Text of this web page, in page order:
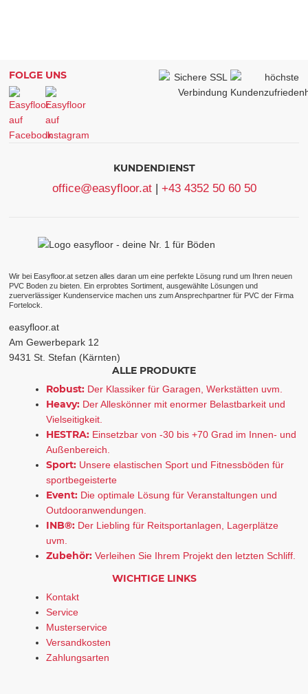
FOLGE UNS
KUNDENDIENST
office@easyfloor.at +43 4352 50 60 50
Wir bei Easyfloor.at setzen alles daran um eine perfekte Lösung rund um Ihren neuen
PVC Boden zu bieten. Ein erprobtes Sortiment, ausgewählte Lösungen und
zuerverlässiger Kundenservice machen uns zum Ansprechpartner für PVC der Firma
Fortelock.
easyfloor.at
Am Gewerbepark 12
9431 St. Stefan (Kärnten)
ALLE PRODUKTE
Robust: Der Klassiker für Garagen, Werkstätten uvm.
Heavy: Der Alleskönner mit enormer Belastbarkeit und
Vielseitigkeit.
HESTRA: Einsetzbar von -30 bis +70 Grad im Innen- und
Außenbereich.
Sport: Unsere elastischen Sport und Fitnessböden für
sportbegeisterte
Event: Die optimale Lösung für Veranstaltungen und
Outdooranwendungen.
INB®: Der Liebling für Reitsportanlagen, Lagerplätze
uvm.
Zubehör: Verleihen Sie Ihrem Projekt den letzten Schliff.
WICHTIGE LINKS
Kontakt
Service
Musterservice
Versandkosten
Zahlungsarten